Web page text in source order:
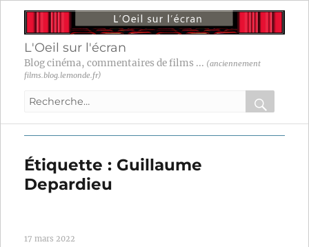
L'Oeil sur l'écran
Blog cinéma, commentaires de films ... (anciennement
films.blog.lemonde.fr)
Recherche
:
OK
Étiquette : Guillaume
Depardieu
17 mars 2022